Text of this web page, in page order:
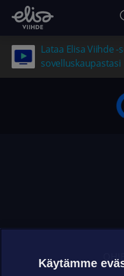
Lataa Elisa Viihde -
sovelluskaupastasi
Käytämme